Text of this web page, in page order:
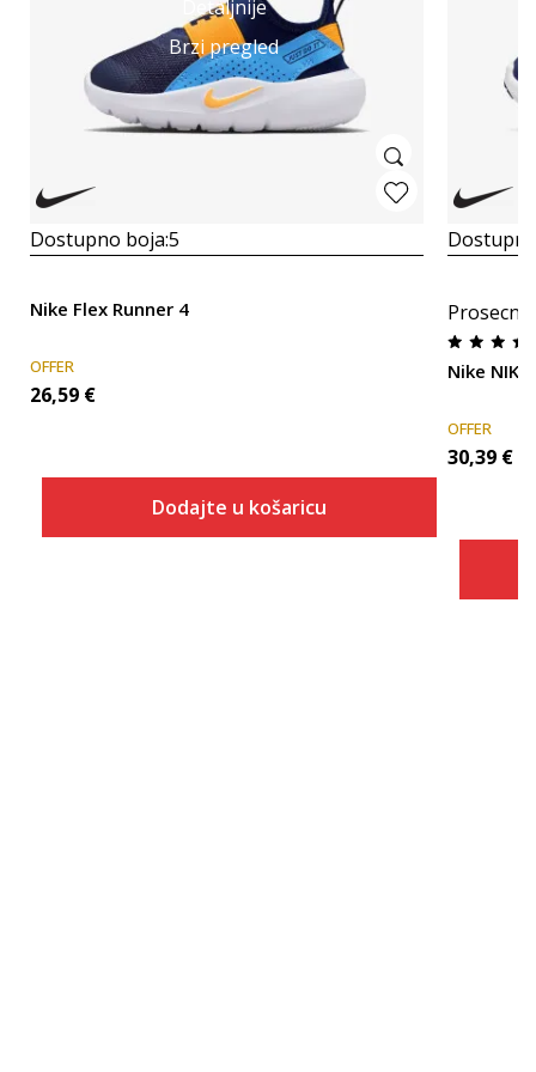
Detaljnije
Brzi pregled
Dostupno boja:5
Nike Flex Runner 4
OFFER
26,59 €
Dodajte u košaricu
Nike NIKE
OFFER
30,39 €